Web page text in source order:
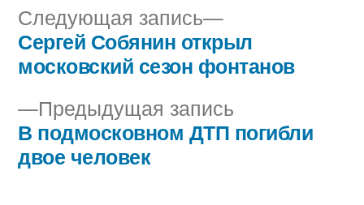
Навигация
записям
Предыдущая запись
запись:
В подмосковном ДТП погибли
двое человек
Следующая запись
Следующая
запись:
Сергей Собянин открыл
московский сезон фонтанов